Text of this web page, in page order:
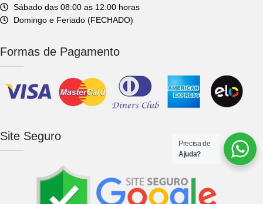
Sábado das 08:00 as 12:00 horas
Domingo e Feriado (FECHADO)
Formas de Pagamento
Site Seguro
Precisa de
Ajuda?